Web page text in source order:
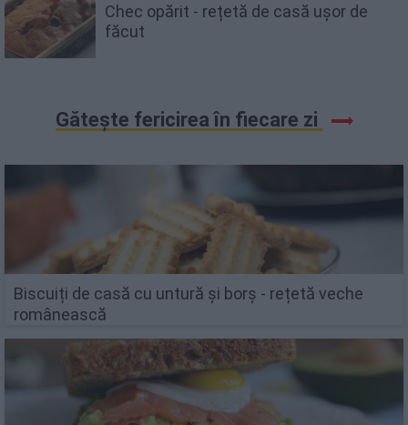
Chec opărit - rețetă de casă ușor de
făcut
Gătește fericirea în fiecare zi
Biscuiți de casă cu untură și borș - rețetă veche
românească